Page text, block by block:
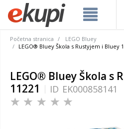
Početna stranica
LEGO Bluey
LEGO® Bluey Škola s Rustyjem i Bluey
LEGO® Bluey Škola s
11221
ID EK000858141